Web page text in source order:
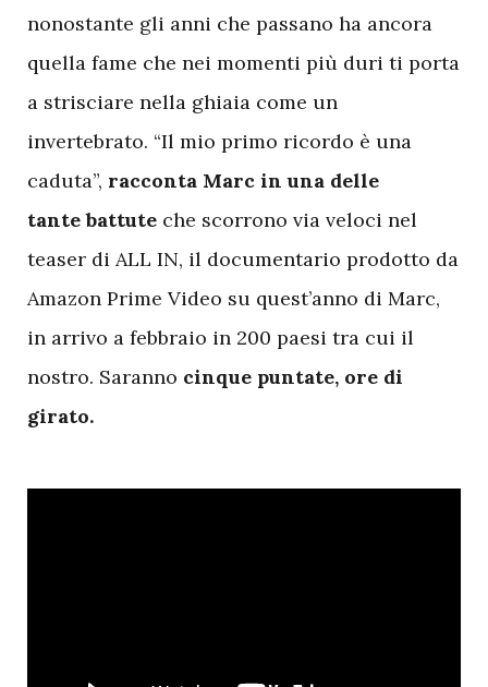
nonostante gli anni che passano ha ancora
quella fame che nei momenti più duri ti porta
a strisciare nella ghiaia come un
invertebrato. “Il mio primo ricordo è una
caduta”, racconta Marc in una delle
tante battute che scorrono via veloci nel
teaser di ALL IN, il documentario prodotto da
Amazon Prime Video su quest’anno di Marc,
in arrivo a febbraio in 200 paesi tra cui il
nostro. Saranno cinque puntate, ore di
girato.